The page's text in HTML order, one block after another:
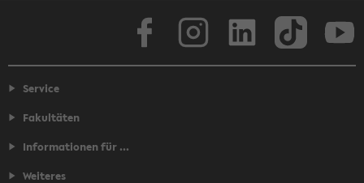
Service
Fakultäten
Informationen für ...
Weiteres